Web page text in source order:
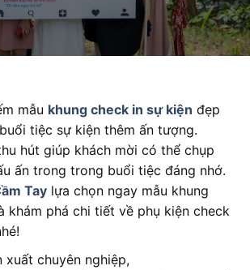
mẫu khung check in sự kiện đẹp
tiệc sự kiện thêm ấn tượng.
hút giúp khách mời có thể chụp
ấn trong trong buổi tiệc đáng nhớ.
Tay lựa chọn ngay mẫu khung
khám phá chi tiết về phụ kiện check
xuất chuyên nghiệp,